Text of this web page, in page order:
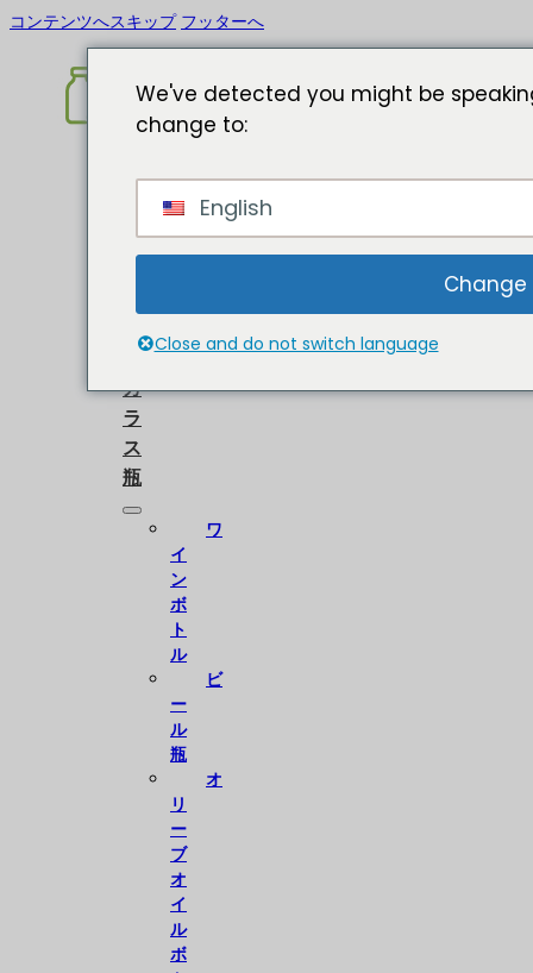
コンテンツへスキップ フッターへ
ホ
ム
て
ガ
ラ
ス
瓶
ワ
イ
ン
ボ
ト
ル
ビ
ー
ル
瓶
オ
リ
ー
ブ
オ
イ
ル
ボ
We've detected you might be
change to:
English
Close and do not switch language